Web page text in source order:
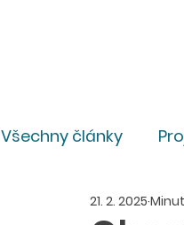
Všechny články
Pro média21. 2. 2025